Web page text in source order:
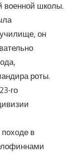
военной школы.
он
роты.
го
в